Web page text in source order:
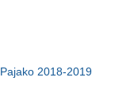
Pajako 2018-2019